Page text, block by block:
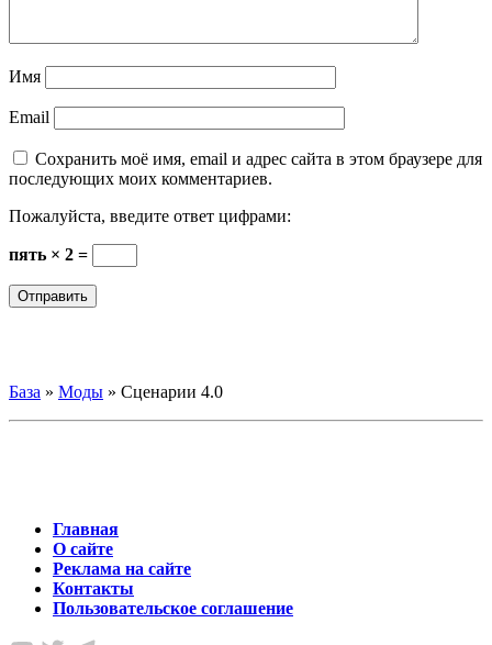
Имя
Email
Сохранить моё имя, email и адрес сайта в этом браузере для
последующих моих комментариев.
Пожалуйста, введите ответ цифрами:
пять × 2 =
База » Моды » Сценарии 4.0
Главная
О сайте
Реклама на сайте
Контакты
Пользовательское соглашение